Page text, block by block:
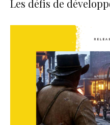
Les défis de